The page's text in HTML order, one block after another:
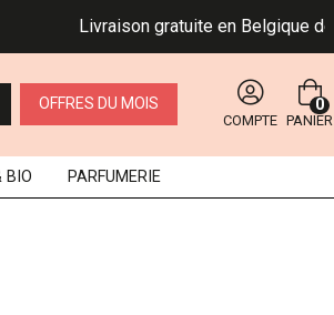
Livraison gratuite en Belgique dès
OFFRES DU MOIS
COMPTE PANIER
0
BIO PARFUMERIE